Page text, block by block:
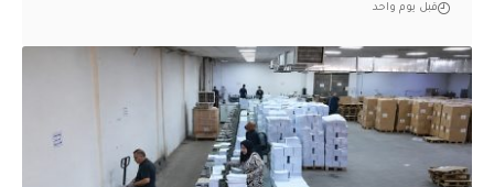
قبل يوم واحد